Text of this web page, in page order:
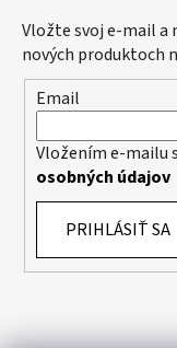
Vložte svoj e-mail a
nových produktoch
Email
Vložením e-mailu
osobných údajov
PRIHLÁSIŤ SA